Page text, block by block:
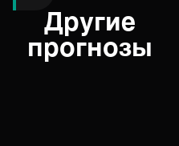
Другие
прогнозы